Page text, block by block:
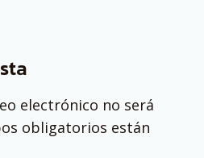
electrónico no será
obligatorios están